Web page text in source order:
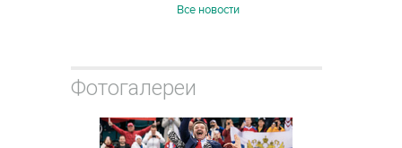
Все новости
Фотогалереи